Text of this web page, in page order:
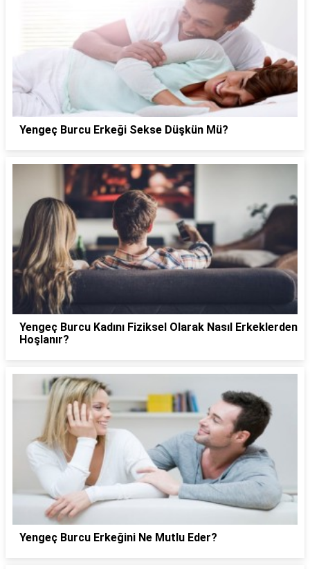
Yengeç Burcu Erkeği Sekse Düşkün Mü?
Yengeç Burcu Kadını Fiziksel Olarak Nasıl Erkeklerden
Hoşlanır?
Yengeç Burcu Erkeğini Ne Mutlu Eder?